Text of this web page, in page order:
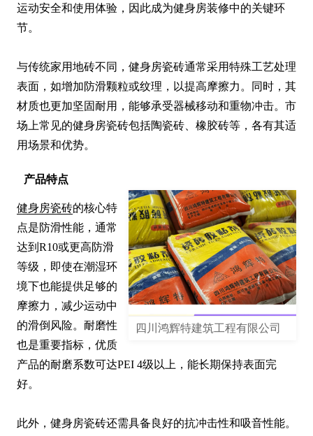
运动安全和使用体验，因此成为健身房装修中的关键环
节。
与传统家用地砖不同，健身房瓷砖通常采用特殊工艺处理
表面，如增加防滑颗粒或纹理，以提高摩擦力。同时，其
材质也更加坚固耐用，能够承受器械移动和重物冲击。市
场上常见的健身房瓷砖包括陶瓷砖、橡胶砖等，各有其适
用场景和优势。
产品特点
四川鸿辉特建筑工程有限公司
健身房瓷砖的核心特
点是防滑性能，通常
达到R10或更高防滑
等级，即使在潮湿环
境下也能提供足够的
摩擦力，减少运动中
的滑倒风险。耐磨性
也是重要指标，优质
产品的耐磨系数可达PEI 4级以上，能长期保持表面完
好。
此外，健身房瓷砖还需具备良好的抗冲击性和吸音性能。